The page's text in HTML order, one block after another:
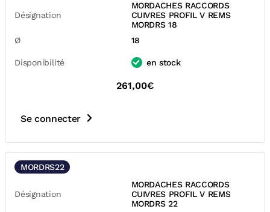
Désignation
MORDACHES RACCORDS
CUIVRES PROFIL V REMS
MORDRS 18
Ø
18
Disponibilité en stock
261,00€
Se connecter
MORDRS22
Désignation
MORDACHES RACCORDS
CUIVRES PROFIL V REMS
MORDRS 22